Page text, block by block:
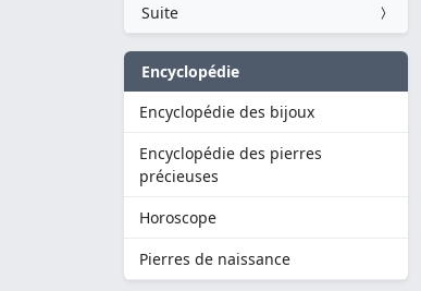
Suite
Encyclopédie
Encyclopédie des bijoux
Encyclopédie des pierres
précieuses
Horoscope
Pierres de naissance